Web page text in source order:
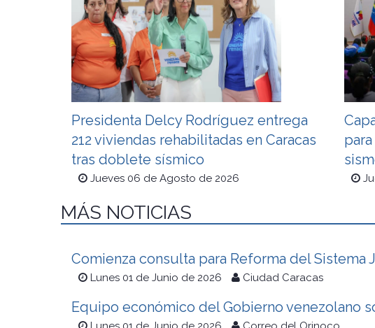
Presidenta Delcy Rodríguez entrega
212 viviendas rehabilitadas en Caracas
tras doblete sísmico
Jueves 06 de Agosto de 2026
MÁS NOTICIAS
Comienza consulta para Reforma del Sistema
Lunes 01 de Junio de 2026 Ciudad Caracas
Equipo económico del Gobierno venezolano